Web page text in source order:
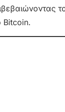
Bitcoin.